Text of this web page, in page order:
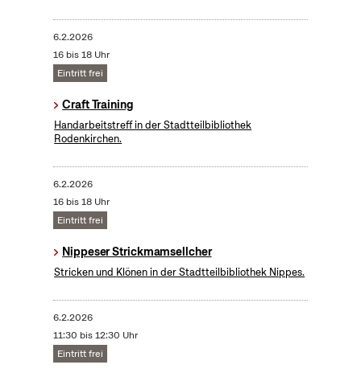
6.2.2026
16 bis 18 Uhr
Eintritt frei
Craft Training
Handarbeitstreff in der Stadtteilbibliothek
Rodenkirchen.
6.2.2026
16 bis 18 Uhr
Eintritt frei
Nippeser Strickmamsellcher
Stricken und Klönen in der Stadtteilbibliothek Nippes.
6.2.2026
11:30 bis 12:30 Uhr
Eintritt frei